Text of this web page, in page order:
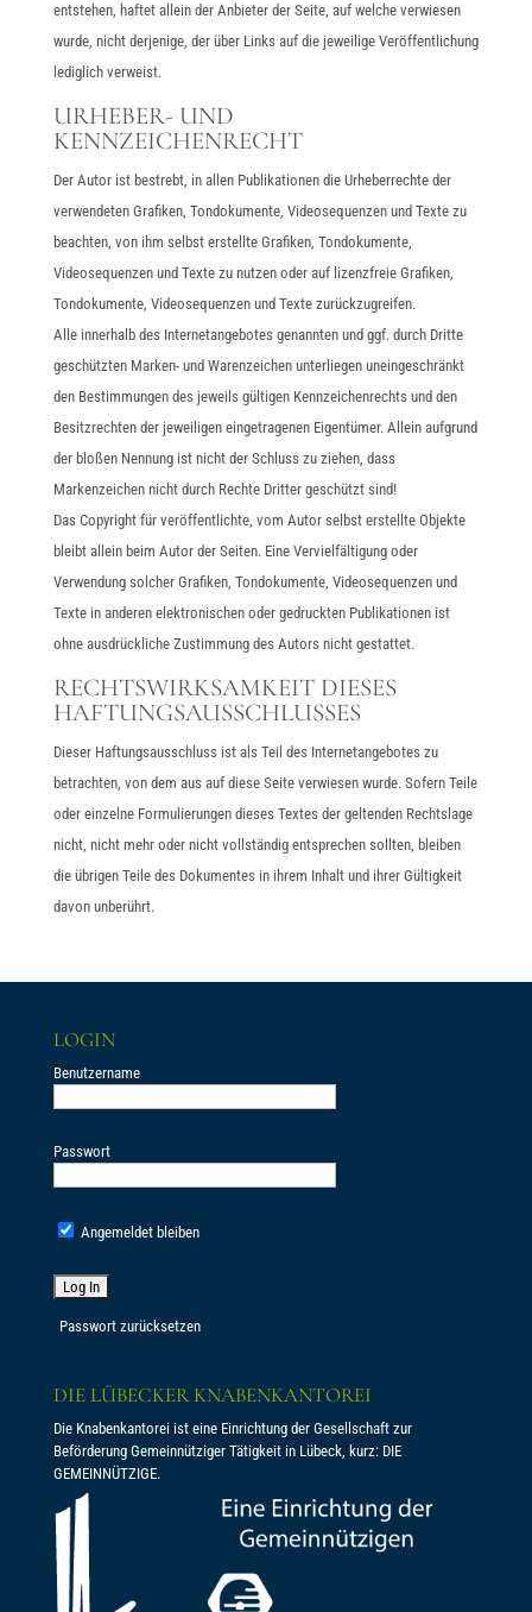
entstehen, haftet allein der Anbieter der Seite, auf welche verwiesen
wurde, nicht derjenige, der über Links auf die jeweilige Veröffentlichung
lediglich verweist.
URHEBER- UND
KENNZEICHENRECHT
Der Autor ist bestrebt, in allen Publikationen die Urheberrechte der
verwendeten Grafiken, Tondokumente, Videosequenzen und Texte zu
beachten, von ihm selbst erstellte Grafiken, Tondokumente,
Videosequenzen und Texte zu nutzen oder auf lizenzfreie Grafiken,
Tondokumente, Videosequenzen und Texte zurückzugreifen.
Alle innerhalb des Internetangebotes genannten und ggf. durch Dritte
geschützten Marken- und Warenzeichen unterliegen uneingeschränkt
den Bestimmungen des jeweils gültigen Kennzeichenrechts und den
Besitzrechten der jeweiligen eingetragenen Eigentümer. Allein aufgrund
der bloßen Nennung ist nicht der Schluss zu ziehen, dass
Markenzeichen nicht durch Rechte Dritter geschützt sind!
Das Copyright für veröffentlichte, vom Autor selbst erstellte Objekte
bleibt allein beim Autor der Seiten. Eine Vervielfältigung oder
Verwendung solcher Grafiken, Tondokumente, Videosequenzen und
Texte in anderen elektronischen oder gedruckten Publikationen ist
ohne ausdrückliche Zustimmung des Autors nicht gestattet.
RECHTSWIRKSAMKEIT DIESES
HAFTUNGSAUSSCHLUSSES
Dieser Haftungsausschluss ist als Teil des Internetangebotes zu
betrachten, von dem aus auf diese Seite verwiesen wurde. Sofern Teile
oder einzelne Formulierungen dieses Textes der geltenden Rechtslage
nicht, nicht mehr oder nicht vollständig entsprechen sollten, bleiben
die übrigen Teile des Dokumentes in ihrem Inhalt und ihrer Gültigkeit
davon unberührt.
LOGIN
Benutzername
Passwort
Angemeldet bleiben
Passwort zurücksetzen
DIE LÜBECKER KNABENKANTOREI
Die Knabenkantorei ist eine Einrichtung der Gesellschaft zur
Beförderung Gemeinnütziger Tätigkeit in Lübeck, kurz: DIE
GEMEINNÜTZIGE.